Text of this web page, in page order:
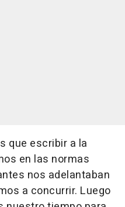
que escribir a la
en las normas
nos adelantaban
a concurrir. Luego